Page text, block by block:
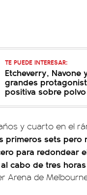
TE PUEDE INTERESAR:
Etcheverry, Navone
grandes
positiva sobre
y cuarto en el
primeros sets pero
para redondear
cabo de tres
Arena de